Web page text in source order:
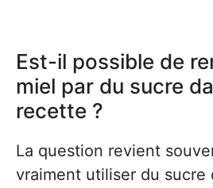
Est-il possible de
miel par du sucre
recette ?
La question revient
vraiment utiliser du sucre